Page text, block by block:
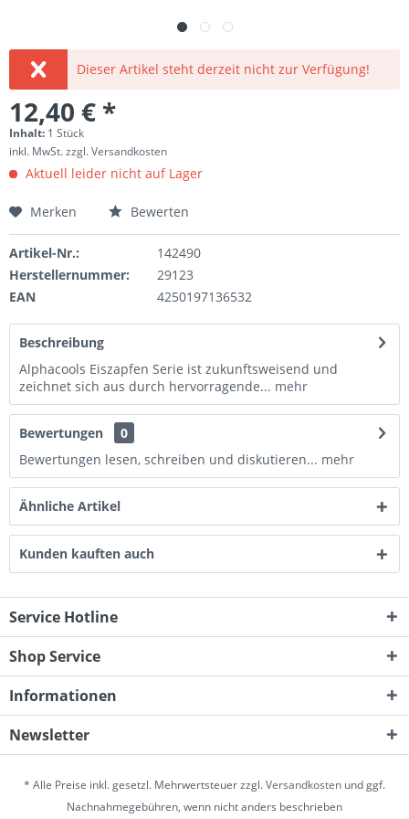
Dieser Artikel steht derzeit nicht zur Verfügung!
12,40 € *
Inhalt: 1 Stück
inkl. MwSt.zzgl. Versandkosten
Aktuell leider nicht auf Lager
Merken Bewerten
Artikel-Nr.:
142490
Herstellernummer:
29123
EAN
4250197136532
Beschreibung
Alphacools Eiszapfen Serie ist zukunftsweisend und
zeichnet sich aus durch hervorragende... mehr
Bewertungen
0
Bewertungen lesen, schreiben und diskutieren... mehr
Ähnliche Artikel
Kunden kauften auch
Service Hotline
Shop Service
Informationen
Newsletter
* Alle Preise inkl. gesetzl. Mehrwertsteuer zzgl.Versandkosten und ggf.
Nachnahmegebühren, wenn nicht anders beschrieben